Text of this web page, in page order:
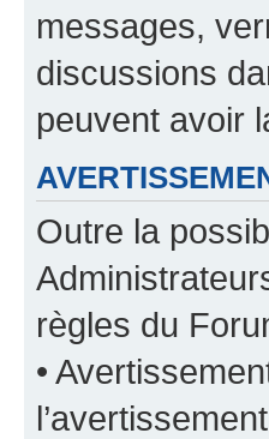
messages,
discussions
peuvent avoir
Outre la
règles du
•